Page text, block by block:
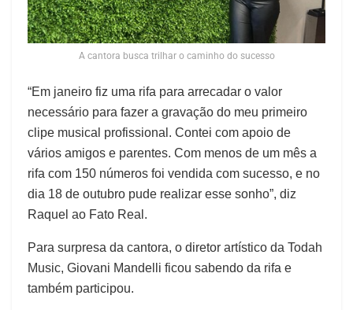
A cantora busca trilhar o caminho do sucesso
“Em janeiro fiz uma rifa para arrecadar o valor
necessário para fazer a gravação do meu primeiro
clipe musical profissional. Contei com apoio de
vários amigos e parentes. Com menos de um mês a
rifa com 150 números foi vendida com sucesso, e no
dia 18 de outubro pude realizar esse sonho”, diz
Raquel ao Fato Real.
Para surpresa da cantora, o diretor artístico da Todah
Music, Giovani Mandelli ficou sabendo da rifa e
também participou.